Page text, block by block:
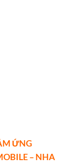
ỨNG
– NHA